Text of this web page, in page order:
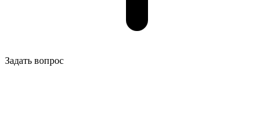
Задать вопрос